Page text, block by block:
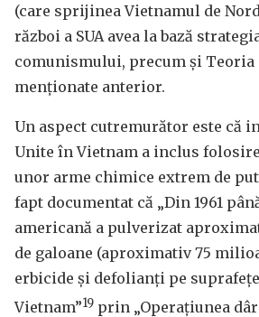
(care sprijinea Vietnamul de
război a SUA avea la bază
comunismului, precum și
menționate anterior.
Un aspect cutremurător este că
Unite în Vietnam a inclus
unor arme chimice extrem de
fapt documentat că „Din 1961
americană a pulverizat
de galoane (aproximativ 75
erbicide și defolianți pe
Vietnam”19 prin „Operațiunea